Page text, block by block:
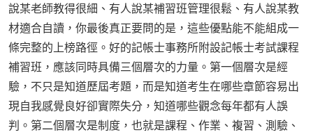
說某老師教得很細、有人說某補習班管理很鬆、有人說某教
材適合自讀，你最後真正要問的是，這些優點能不能組成一
條完整的上榜路徑。好的記帳士事務所附設記帳士考試課程
補習班，應該同時具備三個層次的力量。第一個層次是經
驗，不只是知道歷屆考題，而是知道考生在哪些章節容易出
現自我感覺良好卻實際失分，知道哪些觀念每年都有人誤
判。第二個層次是制度，也就是課程、作業、複習、測驗、